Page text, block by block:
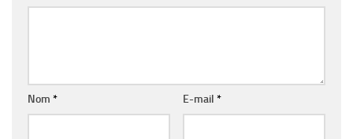
Nom * E-mail *